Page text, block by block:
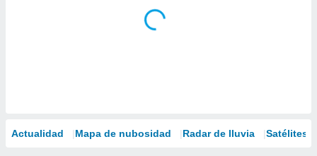
Actualidad Mapa de nubosidad Radar de lluvia Satélites